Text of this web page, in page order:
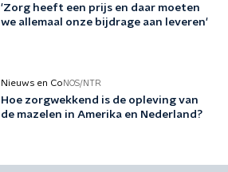
'Zorg heeft een prijs en daar moeten
we allemaal onze bijdrage aan leveren'
Nieuws en Co NOS/NTR
Hoe zorgwekkend is de opleving van
de mazelen in Amerika en Nederland?